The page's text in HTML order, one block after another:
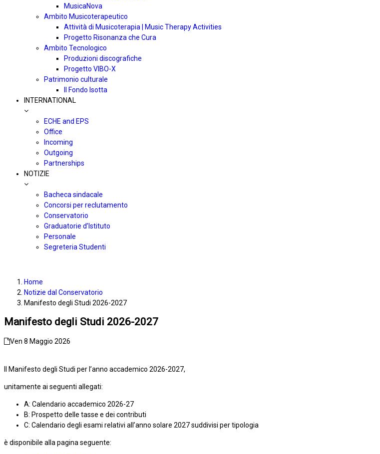
MusicaNova
Ambito Musicoterapeutico
Attività di Musicoterapia | Music Therapy Activities
Progetto Risonanza che Cura
Ambito Tecnologico
Produzioni discografiche
Progetto VIBO-X
Patrimonio culturale
Il Fondo Isotta
INTERNATIONAL
ECHE and EPS
Office
Incoming
Outgoing
Partnerships
NOTIZIE
Bacheca sindacale
Concorsi per reclutamento
Conservatorio
Graduatorie d’Istituto
Personale
Segreteria Studenti
Home
Notizie dal Conservatorio
Manifesto degli Studi 2026-2027
Manifesto degli Studi 2026-2027
Ven 8 Maggio 2026
Il Manifesto degli Studi per l’anno accademico 2026-2027,
unitamente ai seguenti allegati:
A: Calendario accademico 2026-27
B: Prospetto delle tasse e dei contributi
C: Calendario degli esami relativi all’anno solare 2027 suddivisi per tipologia
è disponibile alla pagina seguente: